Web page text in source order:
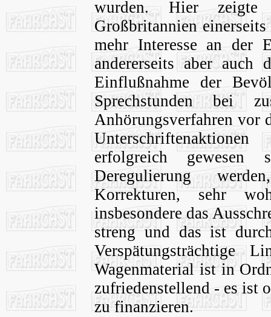
wurden. Hier
Großbritannien
mehr Interesse an der
andererseits aber auch
Einflußnahme der
Sprechstunden bei
Anhörungsverfahren vor
erfolgreich gewesen
Deregulierung
Korrekturen, sehr
insbesondere das
streng und das ist
Verspätungsträchtige
Wagenmaterial ist in
zufriedenstellend - es ist
zu finanzieren.